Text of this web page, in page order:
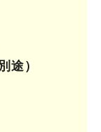
途）